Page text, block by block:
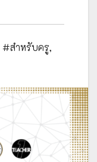
#สำหรับครู,